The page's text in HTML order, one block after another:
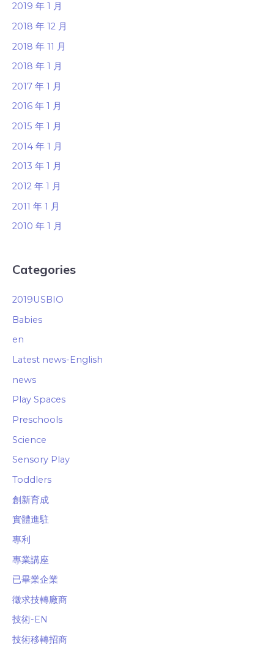
2019 年 1 月
2018 年 12 月
2018 年 11 月
2018 年 1 月
2017 年 1 月
2016 年 1 月
2015 年 1 月
2014 年 1 月
2013 年 1 月
2012 年 1 月
2011 年 1 月
2010 年 1 月
Categories
2019USBIO
Babies
en
Latest news-English
news
Play Spaces
Preschools
Science
Sensory Play
Toddlers
創新育成
實體進駐
專利
專業講座
已畢業企業
徵求技轉廠商
技術-EN
技術移轉招商